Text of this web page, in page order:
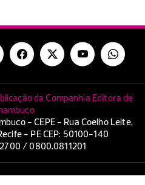
da Companhia Editora de
- CEPE - Rua Coelho Leite,
- PE CEP: 50100-140
/ 0800.0811201